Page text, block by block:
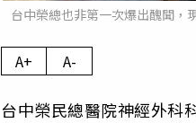
台中榮總也非第一次爆出醜聞，
A+ A-
台中榮民總醫院神經外科